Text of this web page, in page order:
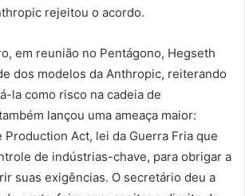
rejeitou o acordo.
em reunião no Pentágono, Hegseth
dos modelos da Anthropic, reiterando
la como risco na cadeia de
lançou uma ameaça maior:
Production Act, lei da Guerra Fria que
de indústrias-chave, para obrigar a
suas exigências. O secretário deu a